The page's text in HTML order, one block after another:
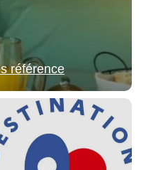
référence